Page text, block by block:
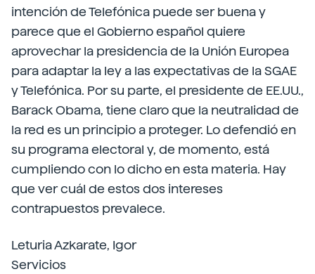
intención de Telefónica puede ser buena y
parece que el Gobierno español quiere
aprovechar la presidencia de la Unión Europea
para adaptar la ley a las expectativas de la SGAE
y Telefónica. Por su parte, el presidente de EE.UU.,
Barack Obama, tiene claro que la neutralidad de
la red es un principio a proteger. Lo defendió en
su programa electoral y, de momento, está
cumpliendo con lo dicho en esta materia. Hay
que ver cuál de estos dos intereses
contrapuestos prevalece.
Leturia Azkarate, Igor
Servicios